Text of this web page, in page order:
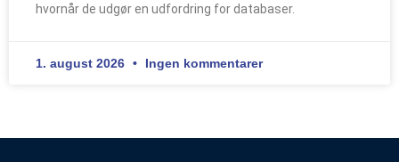
hvornår de udgør en udfordring for databaser.
1. august 2026 Ingen kommentarer